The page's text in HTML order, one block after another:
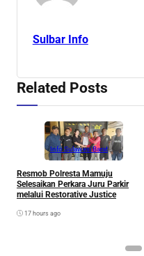
Sulbar Info
Related Posts
Info Sulawesi Barat
Resmob Polresta Mamuju
Selesaikan Perkara Juru Parkir
melalui Restorative Justice
17 hours ago